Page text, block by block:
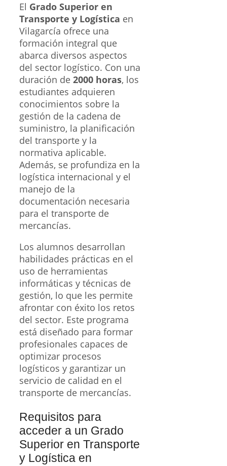
El Grado Superior en
Transporte y Logística en
Vilagarcía ofrece una
formación integral que
abarca diversos aspectos
del sector logístico. Con una
duración de 2000 horas, los
estudiantes adquieren
conocimientos sobre la
gestión de la cadena de
suministro, la planificación
del transporte y la
normativa aplicable.
Además, se profundiza en la
logística internacional y el
manejo de la
documentación necesaria
para el transporte de
mercancías.
Los alumnos desarrollan
habilidades prácticas en el
uso de herramientas
informáticas y técnicas de
gestión, lo que les permite
afrontar con éxito los retos
del sector. Este programa
está diseñado para formar
profesionales capaces de
optimizar procesos
logísticos y garantizar un
servicio de calidad en el
transporte de mercancías.
Requisitos para
acceder a un Grado
Superior en Transporte
y Logística en